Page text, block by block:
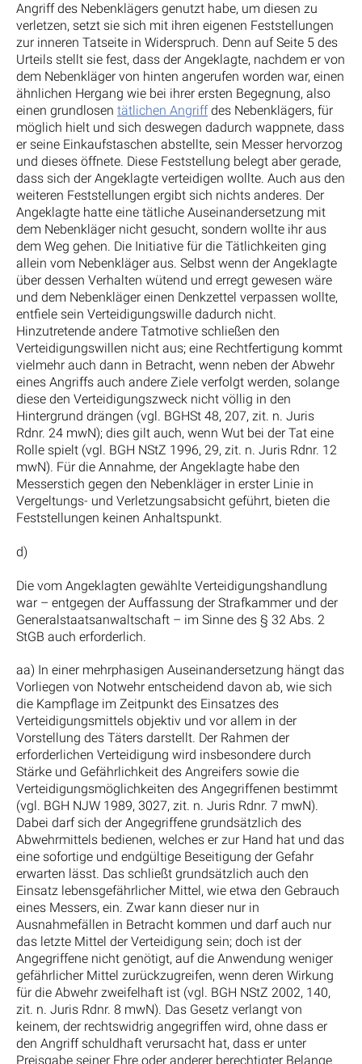
Angriff des Nebenklägers genutzt habe, um diesen zu
verletzen, setzt sie sich mit ihren eigenen Feststellungen
zur inneren Tatseite in Widerspruch. Denn auf Seite 5 des
Urteils stellt sie fest, dass der Angeklagte, nachdem er von
dem Nebenkläger von hinten angerufen worden war, einen
ähnlichen Hergang wie bei ihrer ersten Begegnung, also
einen grundlosen tätlichen Angriffdes Nebenklägers, für
möglich hielt und sich deswegen dadurch wappnete, dass
er seine Einkaufstaschen abstellte, sein Messer hervorzog
und dieses öffnete. Diese Feststellung belegt aber gerade,
dass sich der Angeklagte verteidigen wollte. Auch aus den
weiteren Feststellungen ergibt sich nichts anderes. Der
Angeklagte hatte eine tätliche Auseinandersetzung mit
dem Nebenkläger nicht gesucht, sondern wollte ihr aus
dem Weg gehen. Die Initiative für die Tätlichkeiten ging
allein vom Nebenkläger aus. Selbst wenn der Angeklagte
über dessen Verhalten wütend und erregt gewesen wäre
und dem Nebenkläger einen Denkzettel verpassen wollte,
entfiele sein Verteidigungswille dadurch nicht.
Hinzutretende andere Tatmotive schließen den
Verteidigungswillen nicht aus; eine Rechtfertigung kommt
vielmehr auch dann in Betracht, wenn neben der Abwehr
eines Angriffs auch andere Ziele verfolgt werden, solange
diese den Verteidigungszweck nicht völlig in den
Hintergrund drängen (vgl. BGHSt 48, 207, zit. n. Juris
Rdnr. 24 mwN); dies gilt auch, wenn Wut bei der Tat eine
Rolle spielt (vgl. BGH NStZ 1996, 29, zit. n. Juris Rdnr. 12
mwN). Für die Annahme, der Angeklagte habe den
Messerstich gegen den Nebenkläger in erster Linie in
Vergeltungs- und Verletzungsabsicht geführt, bieten die
Feststellungen keinen Anhaltspunkt.
d)
Die vom Angeklagten gewählte Verteidigungshandlung
war – entgegen der Auffassung der Strafkammer und der
Generalstaatsanwaltschaft – im Sinne des § 32 Abs. 2
StGB auch erforderlich.
aa) In einer mehrphasigen Auseinandersetzung hängt das
Vorliegen von Notwehr entscheidend davon ab, wie sich
die Kampflage im Zeitpunkt des Einsatzes des
Verteidigungsmittels objektiv und vor allem in der
Vorstellung des Täters darstellt. Der Rahmen der
erforderlichen Verteidigung wird insbesondere durch
Stärke und Gefährlichkeit des Angreifers sowie die
Verteidigungsmöglichkeiten des Angegriffenen bestimmt
(vgl. BGH NJW 1989, 3027, zit. n. Juris Rdnr. 7 mwN).
Dabei darf sich der Angegriffene grundsätzlich des
Abwehrmittels bedienen, welches er zur Hand hat und das
eine sofortige und endgültige Beseitigung der Gefahr
erwarten lässt. Das schließt grundsätzlich auch den
Einsatz lebensgefährlicher Mittel, wie etwa den Gebrauch
eines Messers, ein. Zwar kann dieser nur in
Ausnahmefällen in Betracht kommen und darf auch nur
das letzte Mittel der Verteidigung sein; doch ist der
Angegriffene nicht genötigt, auf die Anwendung weniger
gefährlicher Mittel zurückzugreifen, wenn deren Wirkung
für die Abwehr zweifelhaft ist (vgl. BGH NStZ 2002, 140,
zit. n. Juris Rdnr. 8 mwN). Das Gesetz verlangt von
keinem, der rechtswidrig angegriffen wird, ohne dass er
den Angriff schuldhaft verursacht hat, dass er unter
Preisgabe seiner Ehre oder anderer berechtigter Belange